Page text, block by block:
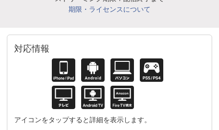
期限・ライセンスについて
対応情報
アイコンをタップすると詳細を表示します。